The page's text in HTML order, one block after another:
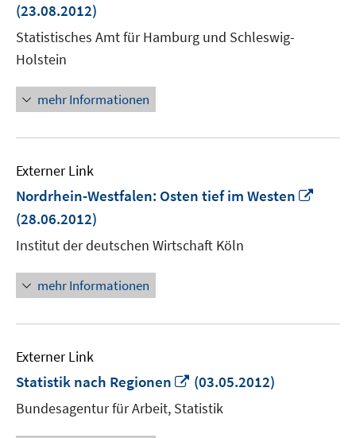
(23.08.2012)
Statistisches Amt für Hamburg und Schleswig-
Holstein
mehr Informationen
Externer Link
Nordrhein-Westfalen: Osten tief im Westen
(28.06.2012)
Institut der deutschen Wirtschaft Köln
mehr Informationen
Externer Link
Statistik nach Regionen
In
neuem
Fenster
(03.05.2012)
Bundesagentur für Arbeit, Statistik